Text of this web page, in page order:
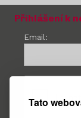
Tato
Přihlášení k
Email: